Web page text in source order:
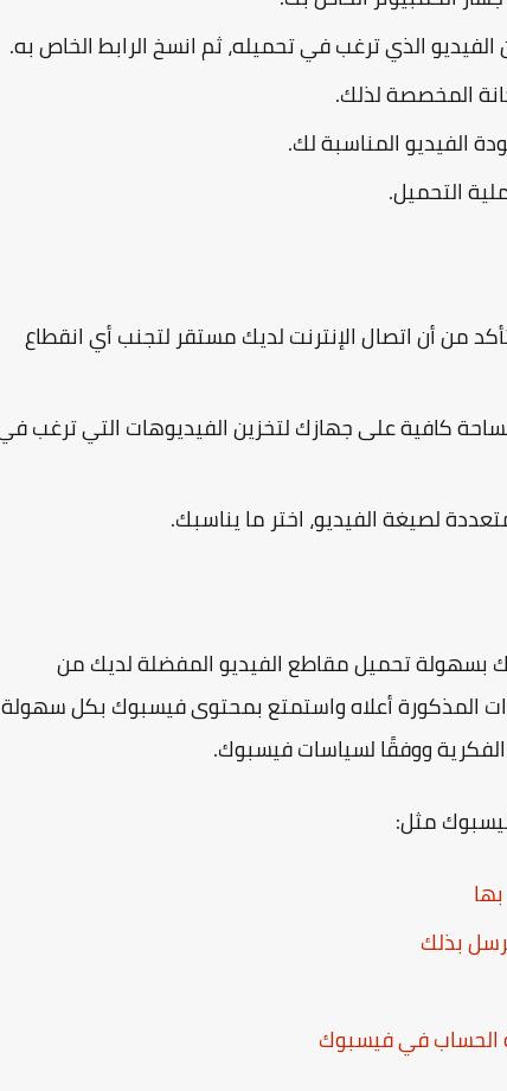
الذي ترغب في تحميله، ثم انسخ الرابط الخاص به.
المخصصة لذلك.
الفيديو المناسبة لك.
من أن اتصال الإنترنت لديك مستقر لتجنب أي انقطاع
كافية على جهازك لتخزين الفيديوهات التي ترغب
لصيغة الفيديو، اختر ما يناسبك.
بسهولة تحميل مقاطع الفيديو المفضلة لديك من
المذكورة أعلاه واستمتع بمحتوى فيسبوك بكل
ووفقًا لسياسات فيسبوك.
مثل:
بذلك
الحساب في فيسبوك